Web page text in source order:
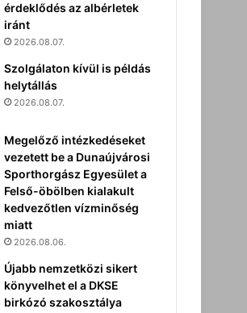
érdeklődés az albérletek
iránt
2026.08.07.
Szolgálaton kívül is példás
helytállás
2026.08.07.
Megelőző intézkedéseket
vezetett be a Dunaújvárosi
Sporthorgász Egyesület a
Felső-öbölben kialakult
kedvezőtlen vízminőség
miatt
2026.08.06.
Újabb nemzetközi sikert
könyvelhet el a DKSE
birkózó szakosztálya